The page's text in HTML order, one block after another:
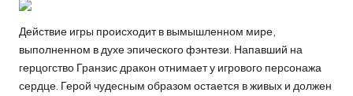
Действие игры происходит в вымышленном мире,
выполненном в духе эпического фэнтези. Напавший на
герцогство Гранзис дракон отнимает у игрового персонажа
сердце. Герой чудесным образом остается в живых и должен